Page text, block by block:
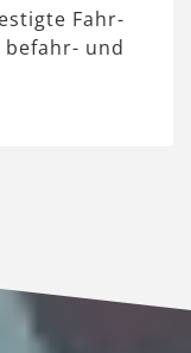
Fahr-
und